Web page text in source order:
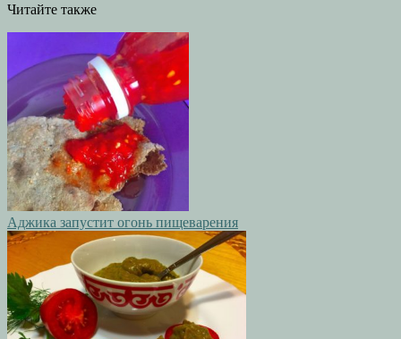
Читайте также
Аджика запустит огонь пищеварения